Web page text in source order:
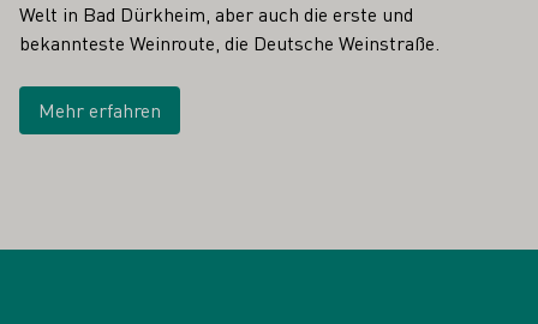
Welt in Bad Dürkheim, aber auch die erste und
bekannteste Weinroute, die Deutsche Weinstraße.
Mehr erfahren